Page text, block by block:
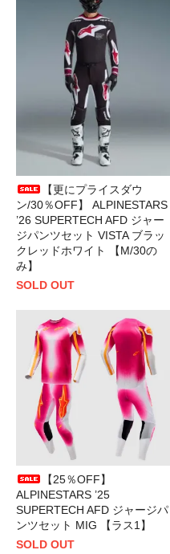
【更にプライスダウ
ン/30％OFF】 ALPINESTARS
’26 SUPERTECH AFD ジャー
ジパンツセット VISTA ブラッ
クレッドホワイト 【M/30の
み】
SOLD OUT
【25％OFF】
ALPINESTARS ’25
SUPERTECH AFD ジャージパ
ンツセット MIG 【ラス1】
SOLD OUT